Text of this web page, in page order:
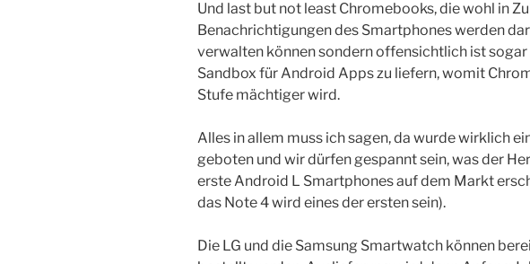
Und last but not least Chromebooks, die wohl in
Benachrichtigungen des Smartphones werden
verwalten können sondern offensichtlich ist sogar
Sandbox für Android Apps zu liefern, womit
Stufe mächtiger wird.
Alles in allem muss ich sagen, da wurde wirklich
geboten und wir dürfen gespannt sein, was der
erste Android L Smartphones auf dem Markt
das Note 4 wird eines der ersten sein).
Die LG und die Samsung Smartwatch können